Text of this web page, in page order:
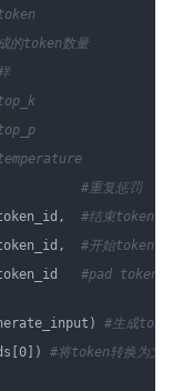
的token数量
#重复惩罚
#结束token
#开始token
#pad token
#生成token
#将token转换为文本